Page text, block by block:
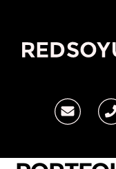
content